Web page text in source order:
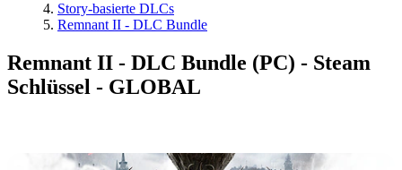
Story-basierte DLCs
Remnant II - DLC Bundle
Remnant II - DLC Bundle (PC) - Steam
Schlüssel - GLOBAL